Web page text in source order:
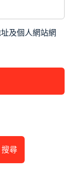
及個人網站網
搜尋